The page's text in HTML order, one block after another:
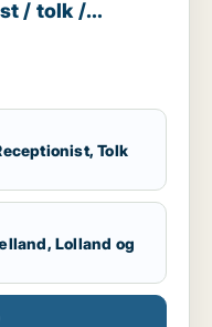
/ tolk /
Tolk
Lolland og